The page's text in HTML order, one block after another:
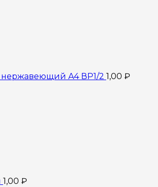
нержавеющий A4 ВР1/2 1,00 ₽
1,00 ₽